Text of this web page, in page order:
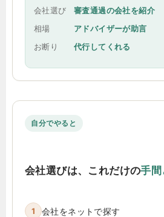
会社選び
審査通過の会社を紹介
相場
アドバイザーが助言
お断り
代行してくれる
自分でやると
会社選びは、これだけの手
1 会社をネットで探す